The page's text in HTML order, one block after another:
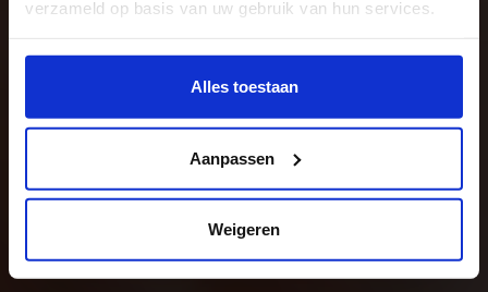
verzameld op basis van uw gebruik van hun services.
Wil je meer weten of de voorkeur aanpassen, bekijk dan
https://www.hku.nl/privacy-statement-en-
Alles toestaan
Aanpassen
Weigeren